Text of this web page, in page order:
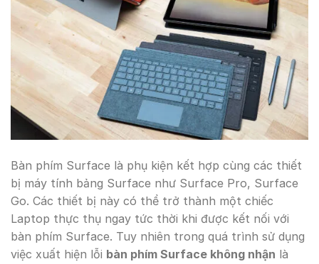
Bàn phím Surface là phụ kiện kết hợp cùng các thiết
bị máy tính bảng Surface như Surface Pro, Surface
Go. Các thiết bị này có thể trở thành một chiếc
Laptop thực thụ ngay tức thời khi được kết nối với
bàn phím Surface. Tuy nhiên trong quá trình sử dụng
việc xuất hiện lỗi bàn phím Surface không nhận là